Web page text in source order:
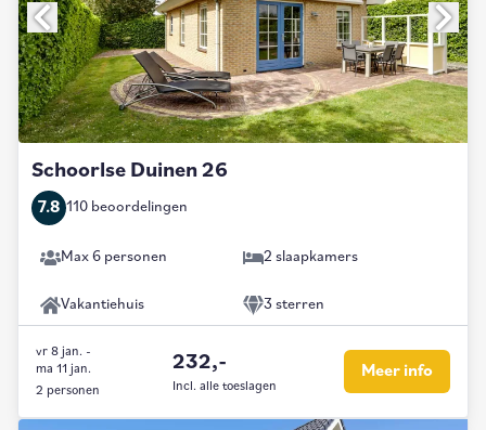
Schoorlse Duinen 26
7.8 110 beoordelingen
Max 6 personen 2 slaapkamers
Vakantiehuis 3 sterren
232,-
Incl. alle toeslagen
vr 8 jan. -
ma 11 jan.
2 personen
Meer info